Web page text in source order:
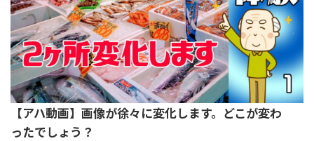
【アハ動画】画像が徐々に変化します。どこが変わ
ったでしょう？